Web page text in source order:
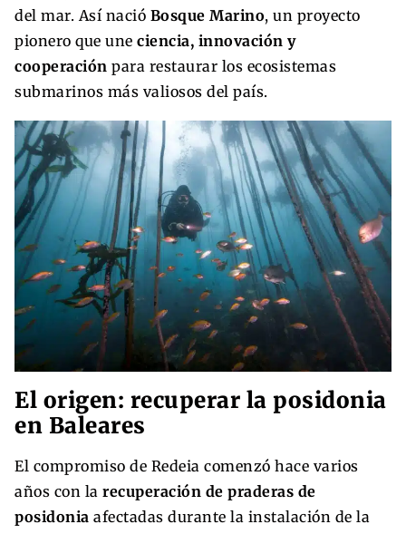
del mar. Así nació Bosque Marino, un proyecto
pionero que une ciencia, innovación y
cooperación para restaurar los ecosistemas
submarinos más valiosos del país.
El origen: recuperar la posidonia
en Baleares
El compromiso de Redeia comenzó hace varios
años con la recuperación de praderas de
posidonia afectadas durante la instalación de la